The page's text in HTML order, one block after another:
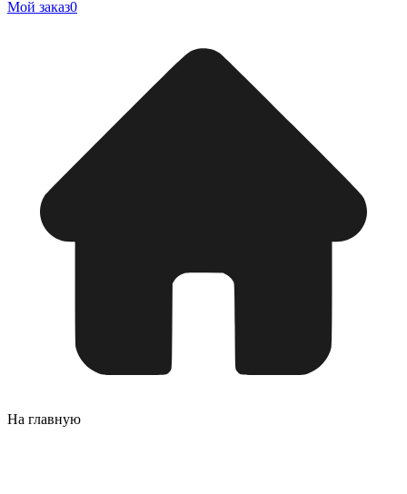
Мой заказ0
На главную